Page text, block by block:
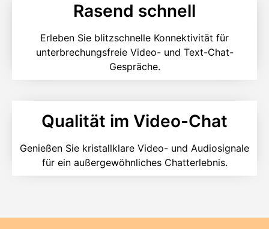
Rasend schnell
Erleben Sie blitzschnelle Konnektivität für
unterbrechungsfreie Video- und Text-Chat-
Gespräche.
Qualität im Video-Chat
Genießen Sie kristallklare Video- und Audiosignale
für ein außergewöhnliches Chatterlebnis.